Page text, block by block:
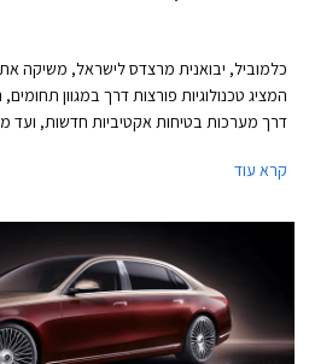
המציג טכנולוגיות פורצות דרך במגוון
דרך מערכות בטיחות אקטיביות חדשות, ועד
קרא עוד